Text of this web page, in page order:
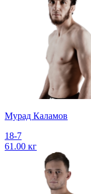
Мурад Каламов
18-7
61.00 кг